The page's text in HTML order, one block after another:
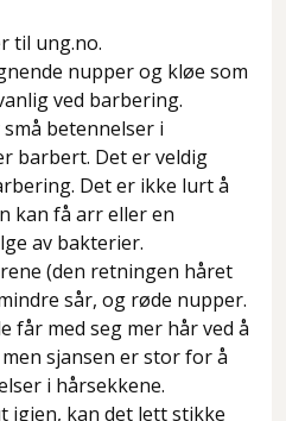
til ung.no.
nupper og kløe som
ved barbering.
betennelser i
barbert. Det er veldig
Det er ikke lurt å
kan få arr eller en
av bakterier.
(den retningen håret
sår, og røde nupper.
får med seg mer hår ved å
sjansen er stor for å
i hårsekkene.
igjen, kan det lett stikke